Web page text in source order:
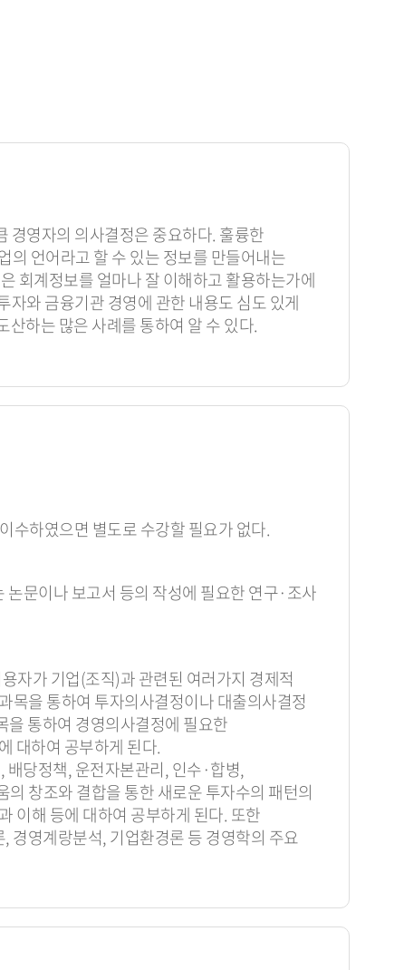
경영자의 의사결정은 중요하다. 훌륭한
의 언어라고 할 수 있는 정보를 만들어내는
회계정보를 얼마나 잘 이해하고 활용하는가에
와 금융기관 경영에 관한 내용도 심도 있게
하는 많은 사례를 통하여 알 수 있다.
수하였으면 별도로 수강할 필요가 없다.
문이나 보고서 등의 작성에 필요한 연구·조사
자가 기업(조직)과 관련된 여러가지 경제적
목을 통하여 투자의사결정이나 대출의사결정
통하여 경영의사결정에 필요한
대하여 공부하게 된다.
당정책, 운전자본관리, 인수·합병,
창조와 결합을 통한 새로운 투자수의 패턴의
이해 등에 대하여 공부하게 된다. 또한
경영계랑분석, 기업환경론 등 경영학의 주요